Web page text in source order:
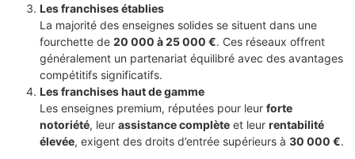
Les franchises établies
La majorité des enseignes solides se situent dans une
fourchette de 20 000 à 25 000 €. Ces réseaux offrent
généralement un partenariat équilibré avec des avantages
compétitifs significatifs.
Les franchises haut de gamme
Les enseignes premium, réputées pour leur forte
notoriété, leur assistance complète et leur rentabilité
élevée, exigent des droits d’entrée supérieurs à 30 000 €.